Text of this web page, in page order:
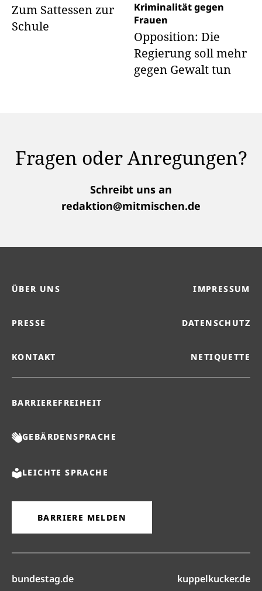
Zum Sattessen zur
Schule
Kriminalität gegen
Frauen
Opposition: Die
Regierung soll mehr
gegen Gewalt tun
Fragen oder Anregungen?
Schreibt uns an
redaktion@mitmischen.de
ÜBER UNS IMPRESSUM
PRESSE DATENSCHUTZ
KONTAKT NETIQUETTE
BARRIEREFREIHEIT
GEBÄRDENSPRACHE
LEICHTE SPRACHE
BARRIERE MELDEN
bundestag.de(öffnet in neuem Reiter)kuppelkucker.de